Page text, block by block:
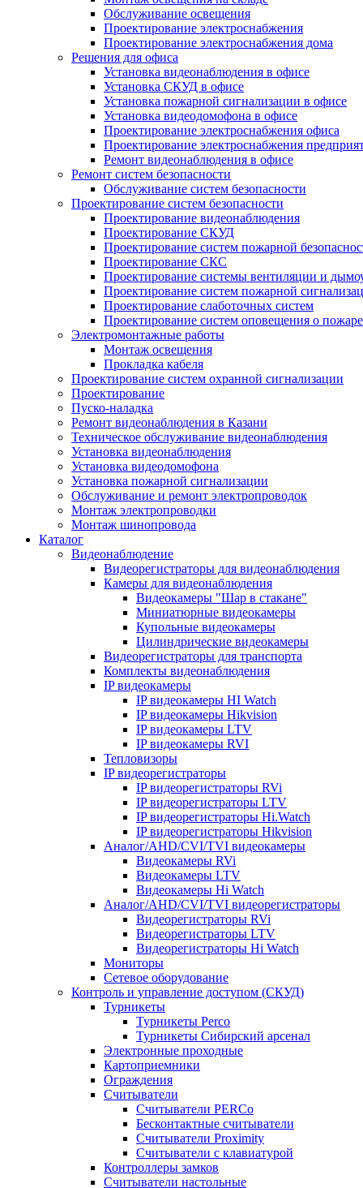
Обслуживание освещения
Проектирование электроснабжения
Проектирование электроснабжения дома
Решения для офиса
Установка видеонаблюдения в офисе
Установка СКУД в офисе
Установка пожарной сигнализации в офисе
Установка видеодомофона в офисе
Проектирование электроснабжения офиса
Проектирование электроснабжения
Ремонт видеонаблюдения в офисе
Ремонт систем безопасности
Обслуживание систем безопасности
Проектирование систем безопасности
Проектирование видеонаблюдения
Проектирование СКУД
Проектирование систем пожарной
Проектирование СКС
Проектирование системы вентиляции и
Проектирование систем пожарной
Проектирование слаботочных систем
Проектирование систем оповещения о пожаре
Электромонтажные работы
Монтаж освещения
Прокладка кабеля
Проектирование систем охранной сигнализации
Проектирование
Пуско-наладка
Ремонт видеонаблюдения в Казани
Техническое обслуживание видеонаблюдения
Установка видеонаблюдения
Установка видеодомофона
Установка пожарной сигнализации
Обслуживание и ремонт электропроводок
Монтаж электропроводки
Монтаж шинопровода
Каталог
Видеонаблюдение
Видеорегистраторы для видеонаблюдения
Камеры для видеонаблюдения
Видеокамеры "Шар в стакане"
Миниатюрные видеокамеры
Купольные видеокамеры
Цилиндрические видеокамеры
Видеорегистраторы для транспорта
Комплекты видеонаблюдения
IP видеокамеры
IP видеокамеры HI Watch
IP видеокамеры Hikvision
IP видеокамеры LTV
IP видеокамеры RVI
Тепловизоры
IP видеорегистраторы
IP видеорегистраторы RVi
IP видеорегистраторы LTV
IP видеорегистраторы Hi.Watch
IP видеорегистраторы Hikvision
Аналог/AHD/CVI/TVI видеокамеры
Видеокамеры RVi
Видеокамеры LTV
Видеокамеры Hi Watch
Аналог/AHD/CVI/TVI видеорегистраторы
Видеорегистраторы RVi
Видеорегистраторы LTV
Видеорегистраторы Hi Watch
Мониторы
Сетевое оборудование
Контроль и управление доступом (СКУД)
Турникеты
Турникеты Perco
Турникеты Сибирский арсенал
Электронные проходные
Картоприемники
Ограждения
Считыватели
Считыватели PERCo
Бесконтактные считыватели
Считыватели Proximity
Считыватели с клавиатурой
Контроллеры замков
Считыватели настольные